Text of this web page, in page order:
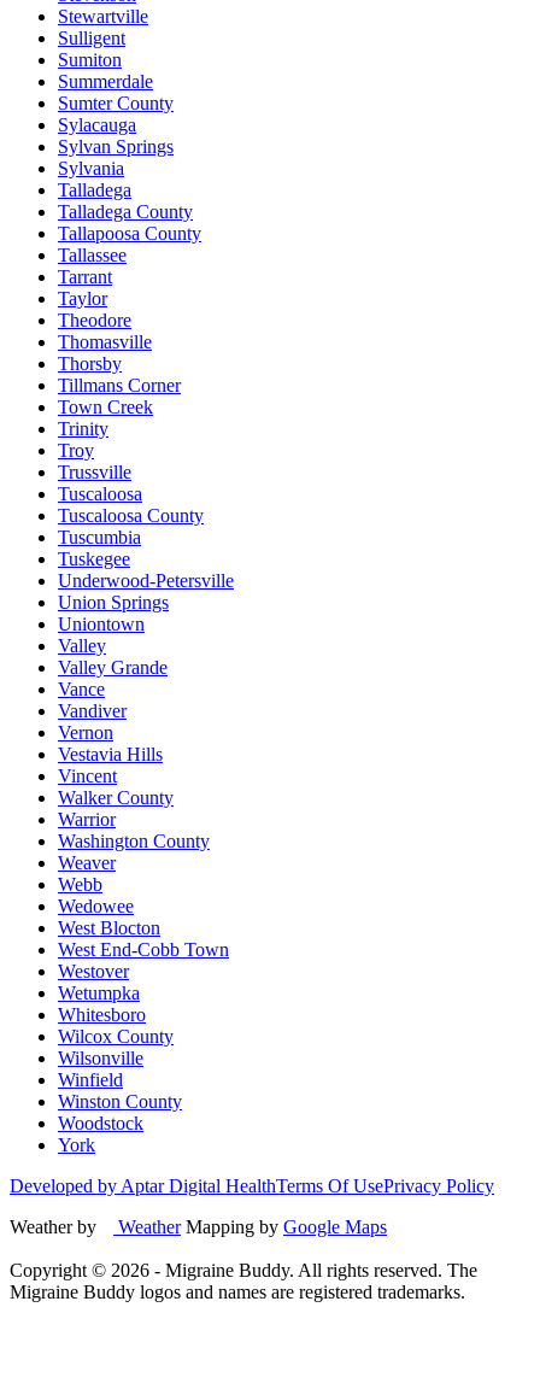
Stewartville
Sulligent
Sumiton
Summerdale
Sumter County
Sylacauga
Sylvan Springs
Sylvania
Talladega
Talladega County
Tallapoosa County
Tallassee
Tarrant
Taylor
Theodore
Thomasville
Thorsby
Tillmans Corner
Town Creek
Trinity
Troy
Trussville
Tuscaloosa
Tuscaloosa County
Tuscumbia
Tuskegee
Underwood-Petersville
Union Springs
Uniontown
Valley
Valley Grande
Vance
Vandiver
Vernon
Vestavia Hills
Vincent
Walker County
Warrior
Washington County
Weaver
Webb
Wedowee
West Blocton
West End-Cobb Town
Westover
Wetumpka
Whitesboro
Wilcox County
Wilsonville
Winfield
Winston County
Woodstock
York
Developed by Aptar Digital HealthTerms Of UsePrivacy Policy
Weather by
WeatherMapping by Google Maps
Copyright © 2026 - Migraine Buddy. All rights reserved. The
Migraine Buddy logos and names are registered trademarks.